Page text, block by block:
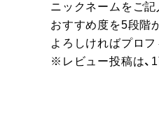
ニックネームをご記
おすすめ度を5段階
よろしければプロフ
※レビュー投稿は、